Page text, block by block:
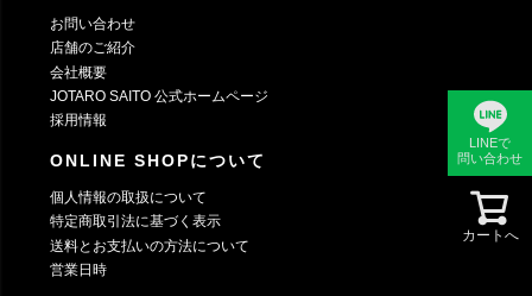
LINEで
問い合わせ
カートへ
お問い合わせ
店舗のご紹介
会社概要
JOTARO SAITO 公式ホームページ
採用情報
ONLINE SHOPについて
個人情報の取扱について
特定商取引法に基づく表示
送料とお支払いの方法について
営業日時